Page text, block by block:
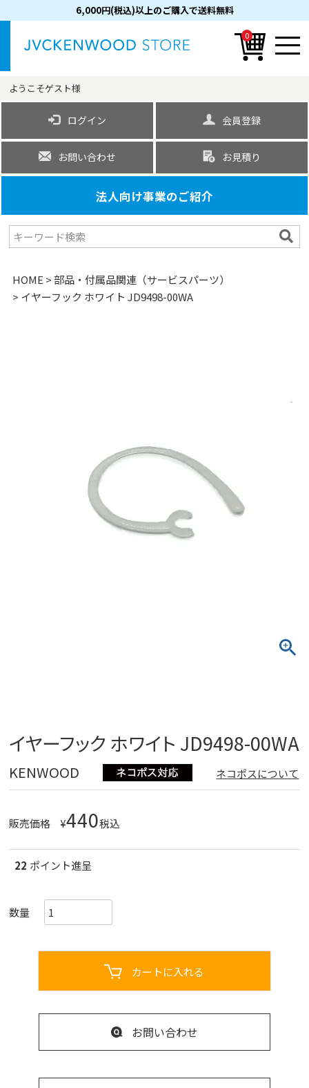
6,000円(税込)以上のご購入で送料無料
0
ようこそゲスト様
ログイン 会員登録
お問い合わせ お見積り
法人向け事業のご紹介
HOME
部品・付属品関連（サービスパーツ）
イヤーフック ホワイト JD9498-00WA
イヤーフック ホワイト JD9498-00WA
KENWOOD ネコポスについて
販売価格 ¥440税込
22 ポイント進呈
カートに入れる
お問い合わせ